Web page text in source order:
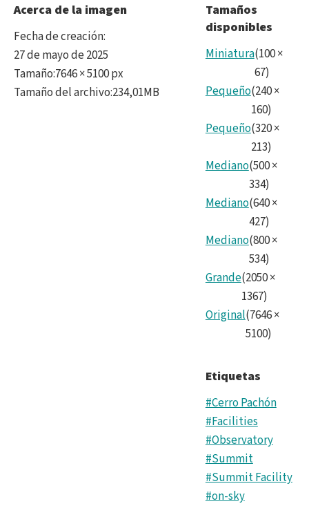
Acerca de la imagen
Fecha de creación:
27 de mayo de 2025
Tamaño:7646 × 5100 px
Tamaño del archivo:234,01MB
Tamaños
disponibles
Miniatura(100×
67)
Pequeño(240×
160)
Pequeño(320×
213)
Mediano(500×
334)
Mediano(640×
427)
Mediano(800×
534)
Grande(2050×
1367)
Original(7646×
5100)
Etiquetas
#Cerro Pachón
#Facilities
#Observatory
#Summit
#Summit Facility
#on-sky